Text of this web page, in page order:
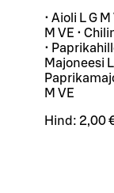
• Aioli L G
M VE •
•
Majoneesi
M VE
Hind: 2,00